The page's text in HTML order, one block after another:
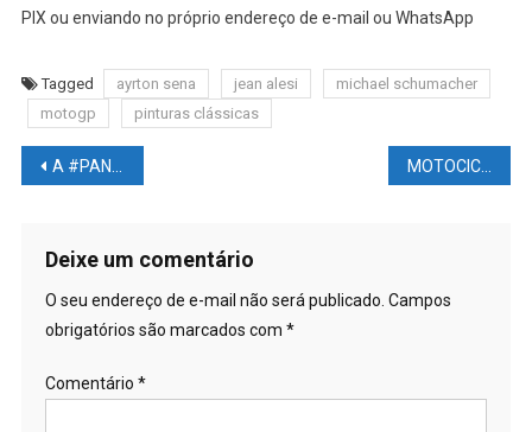
PIX ou enviando no próprio endereço de e-mail ou WhatsApp
Tagged ayrton sena jean alesi
michael schumacher
motogp
pinturas clássicas
Navegação
Post
A #PANDEMIA envelheceu #CÉREBRO adolescentes MOTOCICLISMO NEWS – MOTOGP: Razlan Razali está ansioso com Miguel Oliveira e Raúl Fernández’
Deixe um comentário
O seu endereço de e-mail não será publicado. Campos
obrigatórios são marcados com *
Comentário *